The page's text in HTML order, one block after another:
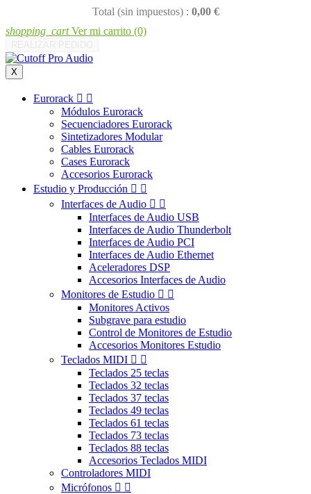
Total (sin impuestos) : 0,00 €
shopping_cart Ver mi carrito (0)
X
Eurorack  
Módulos Eurorack
Secuenciadores Eurorack
Sintetizadores Modular
Cables Eurorack
Cases Eurorack
Accesorios Eurorack
Estudio y Producción  
Interfaces de Audio  
Interfaces de Audio USB
Interfaces de Audio Thunderbolt
Interfaces de Audio PCI
Interfaces de Audio Ethernet
Aceleradores DSP
Accesorios Interfaces de Audio
Monitores de Estudio  
Monitores Activos
Subgrave para estudio
Control de Monitores de Estudio
Accesorios Monitores Estudio
Teclados MIDI  
Teclados 25 teclas
Teclados 32 teclas
Teclados 37 teclas
Teclados 49 teclas
Teclados 61 teclas
Teclados 73 teclas
Teclados 88 teclas
Accesorios Teclados MIDI
Controladores MIDI
Micrófonos  